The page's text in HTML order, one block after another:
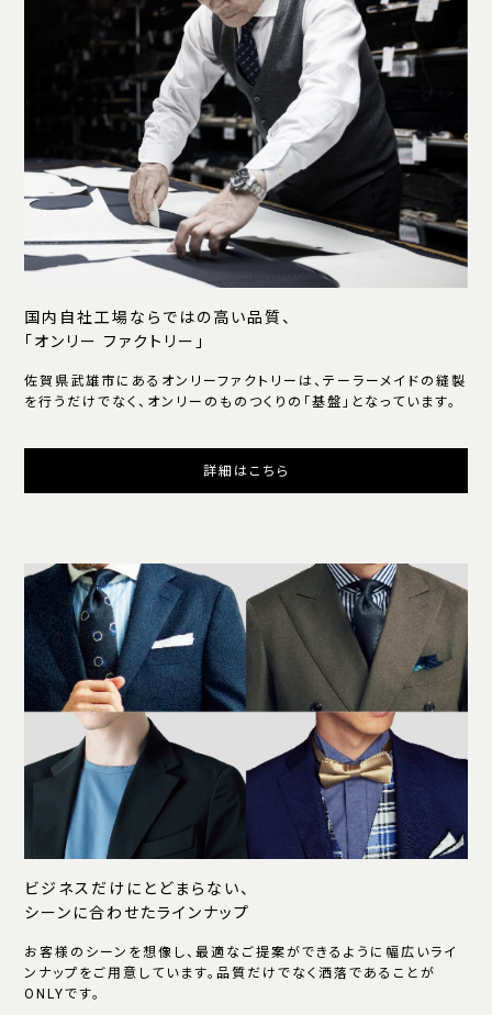
国内自社工場ならではの高い品質、
「オンリー ファクトリー」
佐賀県武雄市にあるオンリーファクトリーは、テーラーメイドの縫製
を行うだけでなく、オンリーのものつくりの「基盤」となっています。
詳細はこちら
ビジネスだけにとどまらない、
シーンに合わせたラインナップ
お客様のシーンを想像し、最適なご提案ができるように幅広いライ
ンナップをご用意しています。品質だけでなく洒落であることが
ONLYです。